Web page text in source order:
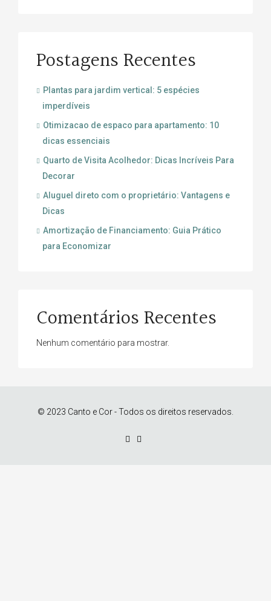
Postagens Recentes
Plantas para jardim vertical: 5 espécies
imperdíveis
Otimizacao de espaco para apartamento: 10
dicas essenciais
Quarto de Visita Acolhedor: Dicas Incríveis Para
Decorar
Aluguel direto com o proprietário: Vantagens e
Dicas
Amortização de Financiamento: Guia Prático
para Economizar
Comentários Recentes
Nenhum comentário para mostrar.
© 2023 Canto e Cor - Todos os direitos reservados.